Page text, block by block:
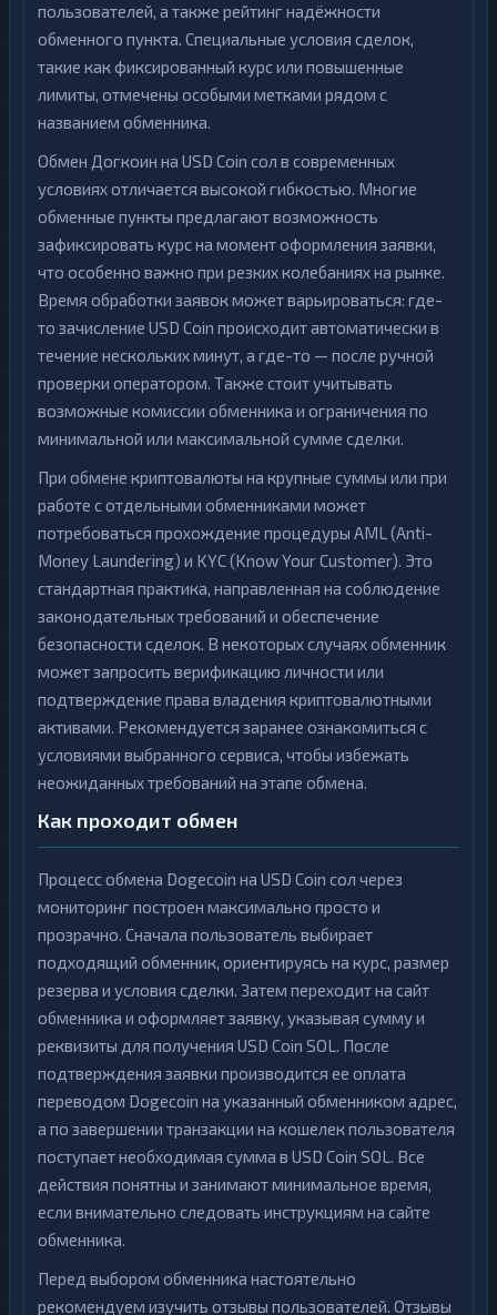
пользователей, а также рейтинг надёжности
обменного пункта. Специальные условия сделок,
такие как фиксированный курс или повышенные
лимиты, отмечены особыми метками рядом с
названием обменника.
Обмен Догкоин на USD Coin сол в современных
условиях отличается высокой гибкостью. Многие
обменные пункты предлагают возможность
зафиксировать курс на момент оформления заявки,
что особенно важно при резких колебаниях на рынке.
Время обработки заявок может варьироваться: где-
то зачисление USD Coin происходит автоматически в
течение нескольких минут, а где-то — после ручной
проверки оператором. Также стоит учитывать
возможные комиссии обменника и ограничения по
минимальной или максимальной сумме сделки.
При обмене криптовалюты на крупные суммы или при
работе с отдельными обменниками может
потребоваться прохождение процедуры AML (Anti-
Money Laundering) и KYC (Know Your Customer). Это
стандартная практика, направленная на соблюдение
законодательных требований и обеспечение
безопасности сделок. В некоторых случаях обменник
может запросить верификацию личности или
подтверждение права владения криптовалютными
активами. Рекомендуется заранее ознакомиться с
условиями выбранного сервиса, чтобы избежать
неожиданных требований на этапе обмена.
Как проходит обмен
Процесс обмена Dogecoin на USD Coin сол через
мониторинг построен максимально просто и
прозрачно. Сначала пользователь выбирает
подходящий обменник, ориентируясь на курс, размер
резерва и условия сделки. Затем переходит на сайт
обменника и оформляет заявку, указывая сумму и
реквизиты для получения USD Coin SOL. После
подтверждения заявки производится ее оплата
переводом Dogecoin на указанный обменником адрес,
а по завершении транзакции на кошелек пользователя
поступает необходимая сумма в USD Coin SOL. Все
действия понятны и занимают минимальное время,
если внимательно следовать инструкциям на сайте
обменника.
Перед выбором обменника настоятельно
рекомендуем изучить отзывы пользователей. Отзывы